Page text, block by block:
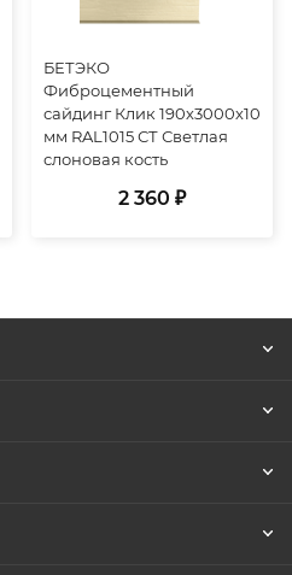
БЕТЭКО
Фиброцементный
сайдинг Клик 190х3000х10
мм RAL1015 СТ Светлая
слоновая кость
2 360 ₽